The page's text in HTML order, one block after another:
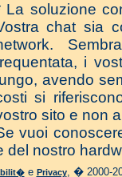
La soluzione
chat sia
i
lungo, avendo
si
sito e non
vuoi
del nostro
e Privacy, � 2000-